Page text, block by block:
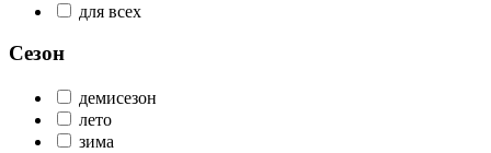
для всех
Сезон
демисезон
лето
зима